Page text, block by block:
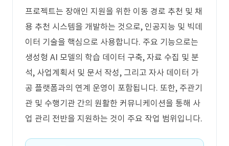
프로젝트는 장애인 지원을 위한 이동 경로 추천 및 채
용 추천 시스템을 개발하는 것으로, 인공지능 및 빅데
이터 기술을 핵심으로 사용합니다. 주요 기능으로는
생성형 AI 모델의 학습 데이터 구축, 자료 수집 및 분
석, 사업계획서 및 문서 작성, 그리고 자사 데이터 가
공 플랫폼과의 연계 운영이 포함됩니다. 또한, 주관기
관 및 수행기관 간의 원활한 커뮤니케이션을 통해 사
업 관리 전반을 지원하는 것이 주요 작업 범위입니다.